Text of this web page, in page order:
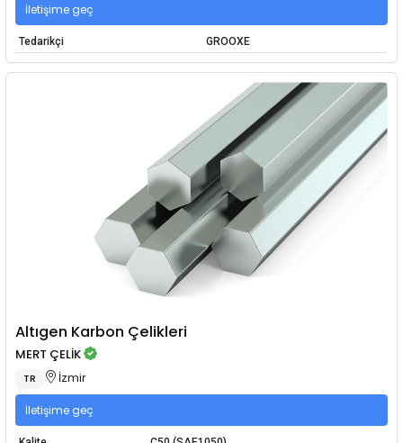
İletişime geç
Tedarikçi GROOXE
Altıgen Karbon Çelikleri
MERT ÇELİK
TR İzmir
İletişime geç